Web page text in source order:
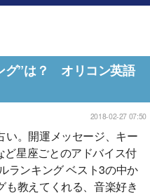
グ”は？ オリコン英語
2018-02-27 07:50
。開運メッセージ、キー
星座ごとのアドバイス付
ランキング ベスト3の中か
も教えてくれる、音楽好き